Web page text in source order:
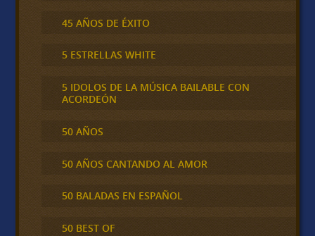
45 AÑOS DE ÉXITO
5 ESTRELLAS WHITE
5 IDOLOS DE LA MÚSICA BAILABLE CON
ACORDEÓN
50 AÑOS
50 AÑOS CANTANDO AL AMOR
50 BALADAS EN ESPAÑOL
50 BEST OF